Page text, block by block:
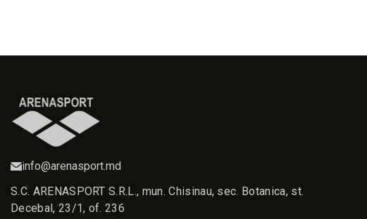
info@arenasport.md
S.C. ARENASPORT S.R.L., mun. Chisinau, sec. Botanica, st.
Decebal, 23/1, of. 236